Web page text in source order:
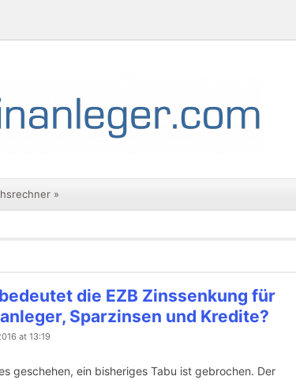
»
die EZB Zinssenkung für
Sparzinsen und Kredite?
at 13:19
geschehen, ein bisheriges Tabu ist gebrochen. Der